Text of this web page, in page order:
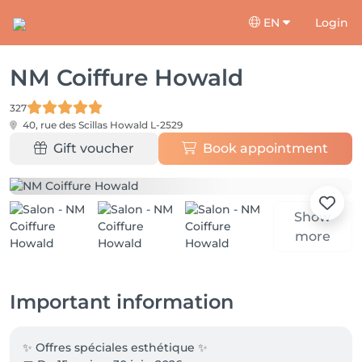
EN Login
NM Coiffure Howald
327
40, rue des Scillas Howald L-2529
Gift voucher Book appointment
Show
more
Important information
✨ Offres spéciales esthétique ✨